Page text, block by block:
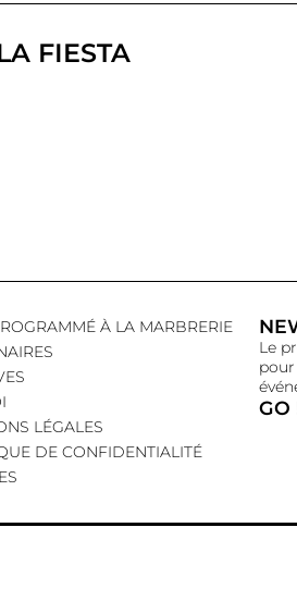
FIESTA
À LA MARBRERIE
LÉGALES
DE CONFIDENTIALITÉ
Le
pour
GO